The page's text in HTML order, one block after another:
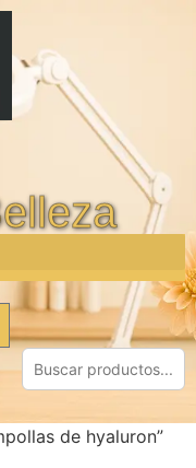
de hyaluron”